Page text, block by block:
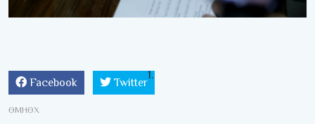
Facebook Twitter
ӨМНӨХ